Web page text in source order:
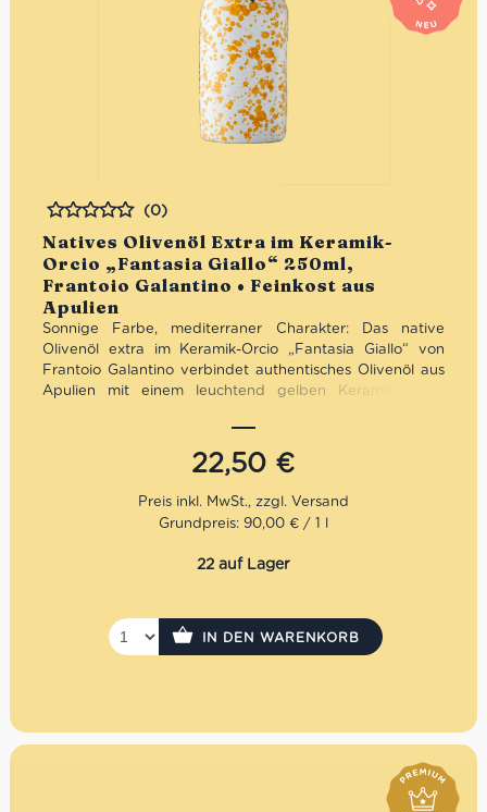
Natives Olivenöl Extra im Keramik-
Orcio „Fantasia Giallo“ 250ml,
Frantoio Galantino • Feinkost aus
Apulien
Bewertet
(0)
Sonnige Farbe, mediterraner Charakter: Das native
Olivenöl extra im Keramik-Orcio „Fantasia Giallo“ von
Frantoio Galantino verbindet authentisches Olivenöl aus
Apulien mit einem leuchtend gelben Keramikdesign.
optimal vor Licht geschützt und zugleich ein dekorativer
Blickfang. Ideal für die mediterrane Küche, den täglichen
Genuss oder als fröhliche, stilvolle Geschenkidee.
Mengenrabatt: erhalte beim Kauf von 3 nativen
Olivenölen Extra 12% Rabatt pro Artikel
22,50 €
Grundpreis: 90,00 € / 1 l
22 auf Lager
IN DEN WARENKORB